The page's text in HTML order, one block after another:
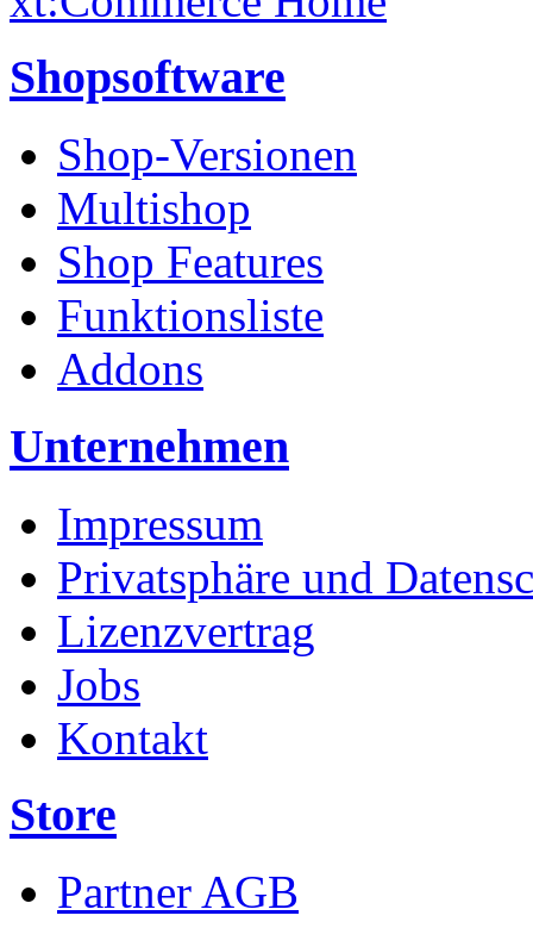
Shopsoftware
Shop-Versionen
Multishop
Shop Features
Funktionsliste
Addons
Unternehmen
Impressum
Privatsphäre und
Lizenzvertrag
Jobs
Kontakt
Store
Partner AGB